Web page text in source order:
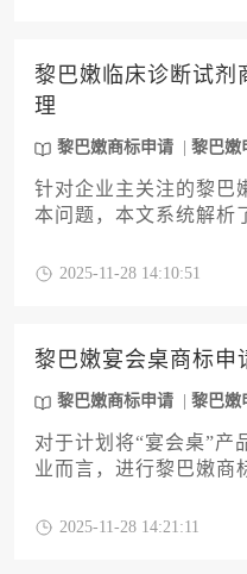
实战指南，帮助您在复
出明智决策。
黎巴嫩临床诊断试剂
理
黎巴嫩商标申请 黎巴嫩
针对企业主关注的黎巴
本问题，本文系统解析
潜在附加成本。通过详
2025-11-28 14:10:51
黎巴嫩宴会桌商标申
黎巴嫩商标申请 黎巴嫩
对于计划将“宴会桌”产
业而言，进行黎巴嫩商
的攻略，深入剖析如何
2025-11-28 14:21:11